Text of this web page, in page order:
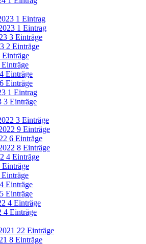
1 Eintrag
1 Eintrag
3 Einträge
2 Einträge
Einträge
Einträge
4 Einträge
6 Einträge
1 Eintrag
3 Einträge
3 Einträge
9 Einträge
6 Einträge
8 Einträge
4 Einträge
Einträge
Einträge
4 Einträge
5 Einträge
4 Einträge
4 Einträge
22 Einträge
8 Einträge